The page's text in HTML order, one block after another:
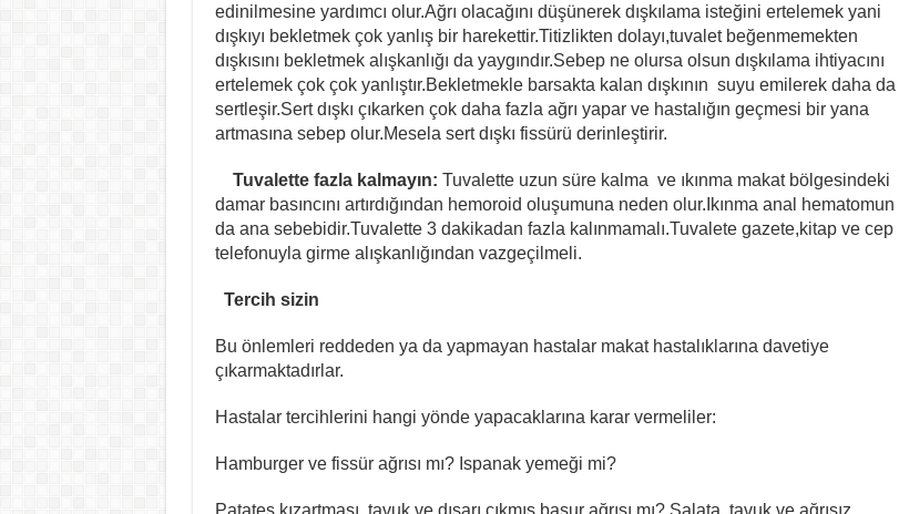
edinilmesine yardımcı olur.Ağrı olacağını düşünerek dışkılama isteğini ertelemek yani
dışkıyı bekletmek çok yanlış bir harekettir.Titizlikten dolayı,tuvalet beğenmemekten
dışkısını bekletmek alışkanlığı da yaygındır.Sebep ne olursa olsun dışkılama ihtiyacını
ertelemek çok çok yanlıştır.Bekletmekle barsakta kalan dışkının suyu emilerek daha da
sertleşir.Sert dışkı çıkarken çok daha fazla ağrı yapar ve hastalığın geçmesi bir yana
artmasına sebep olur.Mesela sert dışkı fissürü derinleştirir.
Tuvalette fazla kalmayın: Tuvalette uzun süre kalma ve ıkınma makat bölgesindeki
damar basıncını artırdığından hemoroid oluşumuna neden olur.Ikınma anal hematomun
da ana sebebidir.Tuvalette 3 dakikadan fazla kalınmamalı.Tuvalete gazete,kitap ve cep
telefonuyla girme alışkanlığından vazgeçilmeli.
Tercih sizin
Bu önlemleri reddeden ya da yapmayan hastalar makat hastalıklarına davetiye
çıkarmaktadırlar.
Hastalar tercihlerini hangi yönde yapacaklarına karar vermeliler:
Hamburger ve fissür ağrısı mı? Ispanak yemeği mi?
Patates kızartması, tavuk ve dışarı çıkmış basur ağrısı mı? Salata, tavuk ve ağrısız